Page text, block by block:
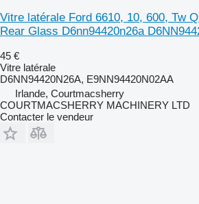
Vitre latérale Ford 6610, 10, 600, Tw
Rear Glass D6nn94420n26a
45 €
Vitre latérale
D6NN94420N26A, E9NN94420N02AA
Irlande, Courtmacsherry
COURTMACSHERRY MACHINERY LTD
Contacter le vendeur